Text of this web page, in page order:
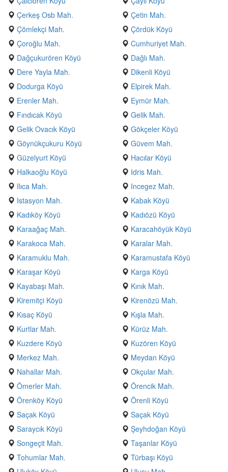
Çerkeş Osb Mah.
Çetin Mah.
Çömlekçi Mah.
Çördük Köyü
Çoroğlu Mah.
Cumhuriyet Mah.
Dağçukurören Köyü
Dağlı Mah.
Dere Yayla Mah.
Dikenli Köyü
Dodurga Köyü
Elpirek Mah.
Erenler Mah.
Eymür Mah.
Fındıcak Köyü
Gelik Mah.
Gelik Ovacık Köyü
Gökçeler Köyü
Göynükçukuru Köyü
Güvem Mah.
Güzelyurt Köyü
Hacılar Köyü
Halkaoğlu Köyü
Idris Mah.
Ilıca Mah.
Incegez Mah.
Istasyon Mah.
Kabak Köyü
Kadıköy Köyü
Kadıözü Köyü
Karaağaç Mah.
Karacahöyük Köyü
Karakoca Mah.
Karalar Mah.
Karamuklu Mah.
Karamustafa Köyü
Karaşar Köyü
Karga Köyü
Kayabaşı Mah.
Kınık Mah.
Kiremitçi Köyü
Kirenözü Mah.
Kısaç Köyü
Kışla Mah.
Kurtlar Mah.
Kürüz Mah.
Kuzdere Köyü
Kuzören Köyü
Merkez Mah.
Meydan Köyü
Nahallar Mah.
Okçular Mah.
Ömerler Mah.
Örencik Mah.
Örenköy Köyü
Örenli Köyü
Saçak Köyü
Saçak Köyü
Saraycık Köyü
Şeyhdoğan Köyü
Songeçit Mah.
Taşanlar Köyü
Tohumlar Mah.
Türbaşı Köyü